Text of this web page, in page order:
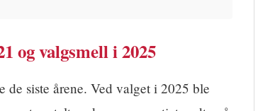
og valgsmell i 2025
de siste årene. Ved valget i 2025 ble